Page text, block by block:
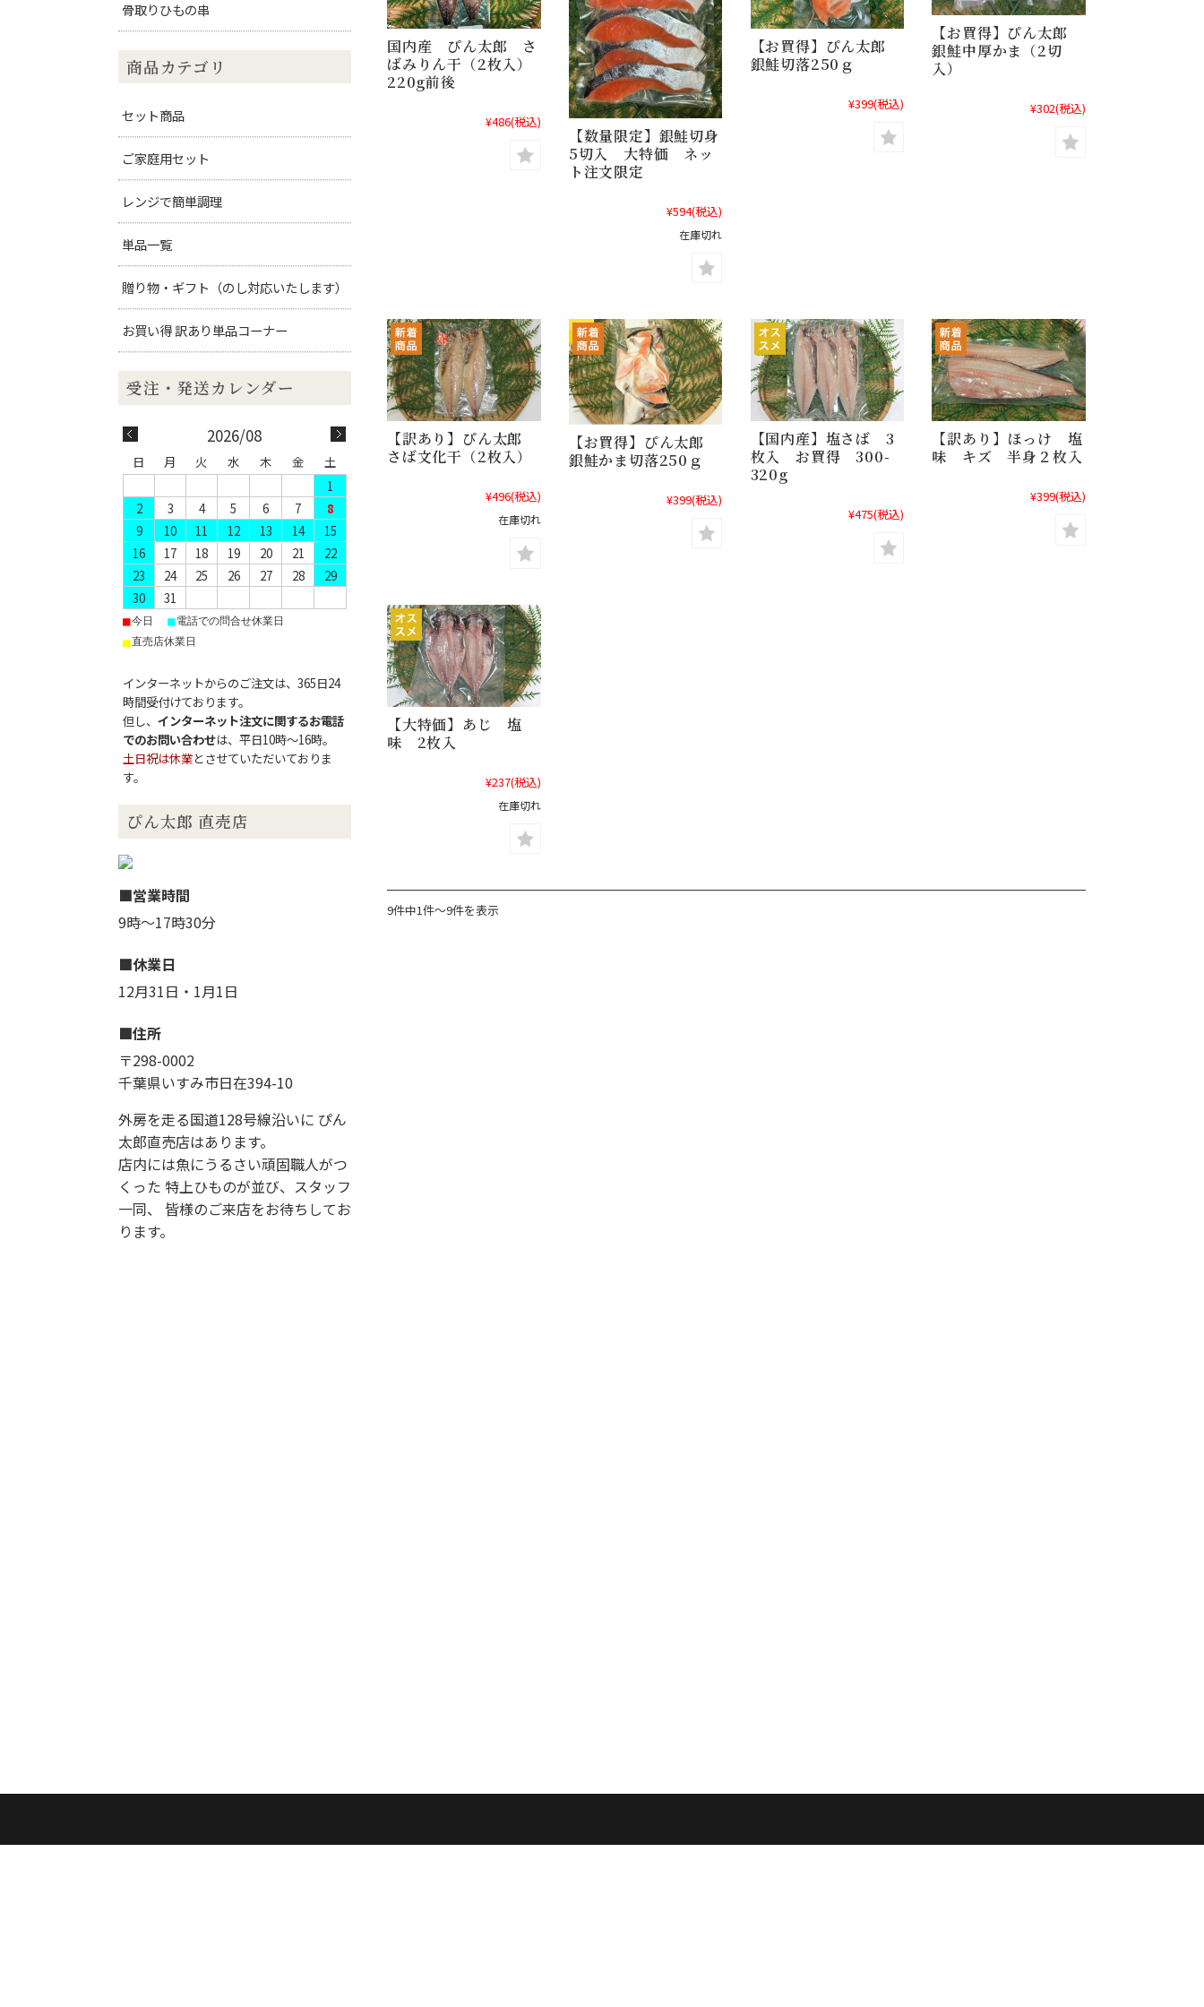
国内産 ぴん太郎 さ
ばみりん干（2枚入）
220g前後
¥486(税込)
【数量限定】銀鮭切身
5切入 大特価 ネッ
ト注文限定
¥594(税込)
在庫切れ
【お買得】ぴん太郎
銀鮭切落250ｇ
¥399(税込)
【お買得】ぴん太郎
銀鮭中厚かま（2切
入）
¥302(税込)
【訳あり】ぴん太郎
さば文化干（2枚入）
¥496(税込)
在庫切れ
【お買得】ぴん太郎
銀鮭かま切落250ｇ
¥399(税込)
【国内産】塩さば 3
枚入 お買得 300-
320g
¥475(税込)
【訳あり】ほっけ 塩
味 キズ 半身２枚入
¥399(税込)
【大特価】あじ 塩
味 2枚入
¥237(税込)
在庫切れ
9件中1件〜9件を表示
骨取りひもの串
商品カテゴリ
セット商品
ご家庭用セット
レンジで簡単調理
単品一覧
贈り物・ギフト（のし対応いたします）
お買い得 訳あり単品コーナー
2026/08
日 月 火 水 木 金
土
1
2
3 4 5 6 7
8
9
10 11 12 13 14
15
16
17 18 19 20 21
22
23
24 25 26 27 28
29
30
31
■今日 ■ 電話での問合せ休業日
■直売店休業日
インターネットからのご注文は、365日24
時間受付けております。
但し、インターネット注文に関するお電話
でのお問い合わせは、平日10時〜16時。
土日祝は休業とさせていただいておりま
す。
ぴん太郎 直売店
営業時間
9時〜17時30分
休業日
12月31日・1月1日
住所
〒298-0002
千葉県いすみ市日在394-10
外房を走る国道128号線沿いに ぴん
太郎直売店はあります。
店内には魚にうるさい頑固職人がつ
くった 特上ひものが並び、スタッフ
一同、 皆様のご来店をお待ちしてお
ります。